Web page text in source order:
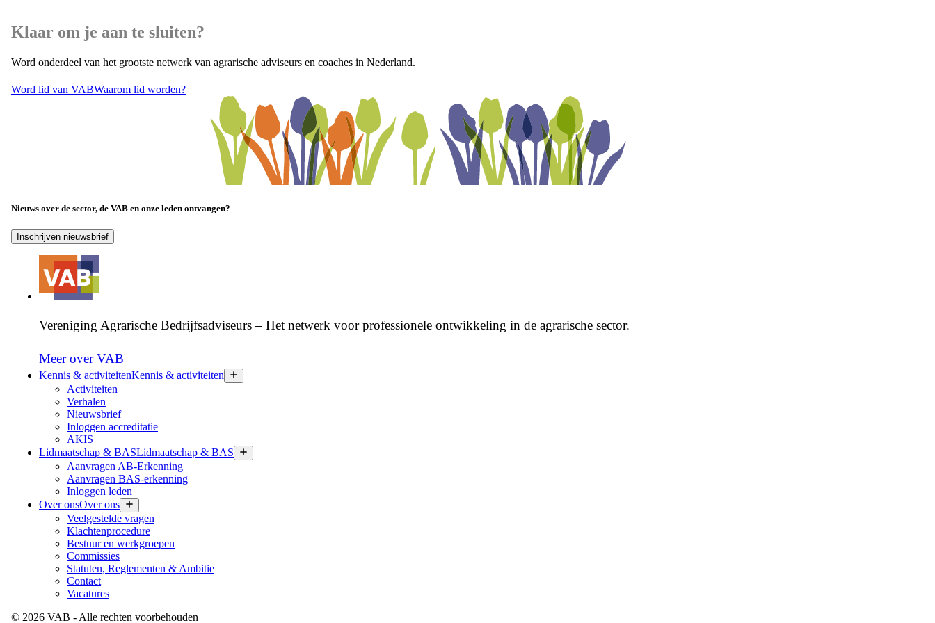
Klaar om je aan te sluiten?
Word onderdeel van het grootste netwerk van agrarische adviseurs en coaches in Nederland.
Word lid van VABWaarom lid worden?
Nieuws over de sector, de VAB en onze leden ontvangen?
Inschrijven nieuwsbrief
Vereniging Agrarische Bedrijfsadviseurs – Het netwerk voor professionele ontwikkeling in de agrarische sector.
Meer over VAB
Kennis & activiteitenKennis & activiteiten
Activiteiten
Verhalen
Nieuwsbrief
Inloggen accreditatie
AKIS
Lidmaatschap & BASLidmaatschap & BAS
Aanvragen AB-Erkenning
Aanvragen BAS-erkenning
Inloggen leden
Over onsOver ons
Veelgestelde vragen
Klachtenprocedure
Bestuur en werkgroepen
Commissies
Statuten, Reglementen & Ambitie
Contact
Vacatures
© 2026 VAB - Alle rechten voorbehouden